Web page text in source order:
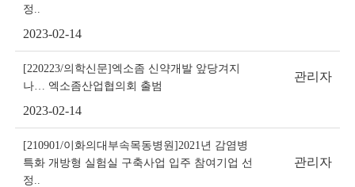
정..
2023-02-14
[220223/의학신문]엑소좀 신약개발 앞당겨지
나… 엑소좀산업협의회 출범
관리자
2023-02-14
[210901/이화의대부속목동병원]2021년 감염병
특화 개방형 실험실 구축사업 입주 참여기업 선
정..
관리자